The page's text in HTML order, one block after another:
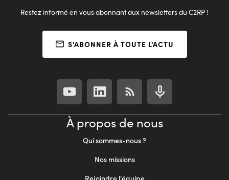
Restez informé en vous abonnant aux newsletters du C2RP !
S'ABONNER À TOUTE L'ACTU
À propos de nous
Qui sommes-nous ?
Nos missions